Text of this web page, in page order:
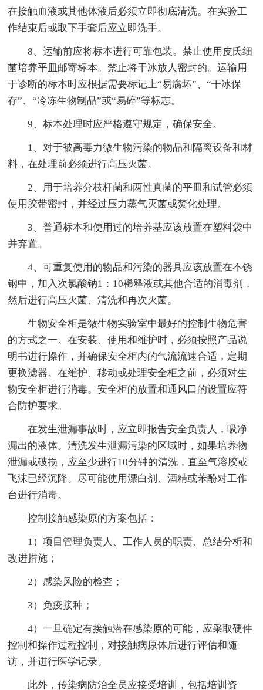
在接触血液或其他体液后必须立即彻底清洗。在实验工
作结束后或取下手套后应立即洗手。
8、运输前应将标本进行可靠包装。禁止使用皮氏细
菌培养平皿邮寄标本。禁止将干冰放人密封的。运输用
于诊断的标本时应根据需要标记上“易腐坏”、“干冰保
存”、“冷冻生物制品”或“易碎”等标志。
9、标本处理时应严格遵守规定，确保安全。
1、对于被高毒力微生物污染的物品和隔离设备和材
料，在处理前必须进行高压灭菌。
2、用于培养分枝杆菌和两性真菌的平皿和试管必须
使用胶带密封，并经过压力蒸气灭菌或焚化处理。
3、普通标本和使用过的培养基应该放置在塑料袋中
并弃置。
4、可重复使用的物品和污染的器具应该放置在不锈
钢中，加入次氯酸钠1：10稀释液或其他合适的消毒剂，
然后进行高压灭菌、清洗和再次灭菌。
生物安全柜是微生物实验室中最好的控制生物危害
的方式之一。在安装、使用和维护时，必须按照产品说
明书进行操作，并确保安全柜内的气流流速合适，定期
更换滤器。在维护、移动或处理安全柜之前，必须对生
物安全柜进行消毒。安全柜的放置和通风口的设置应符
合防护要求。
在发生泄漏事故时，应立即报告安全负责人，吸净
漏出的液体。清洗发生泄漏污染的区域时，如果培养物
泄漏或破损，应至少进行10分钟的清洗，直至气溶胶或
飞沫已经沉降。尽可能使用漂白剂、酒精或苯酚对工作
台进行消毒。
控制接触感染原的方案包括：
1）项目管理负责人、工作人员的职责、总结分析和
改进措施；
2）感染风险的检查；
3）免疫接种；
4）一旦确定有接触潜在感染原的可能，应采取硬件
控制和操作过程控制，对接触病原体后进行评估和随
访，并进行医学记录。
此外，传染病防治全员应接受培训，包括培训资